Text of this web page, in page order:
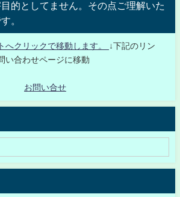
的としてません。その点ご理解いた
。
へクリックで移動します。
↓下記のリン
い合わせページに移動
お問い合せ